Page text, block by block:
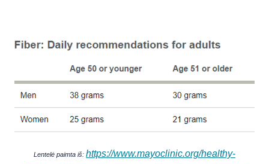
Lentelė paimta iš: https://www.mayoclinic.org/healthy-